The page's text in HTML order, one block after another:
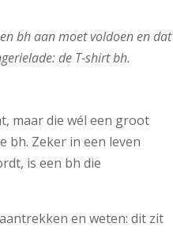
bh aan moet voldoen en dat
de T-shirt bh.
maar die wél een groot
bh. Zeker in een leven
is een bh die
en weten: dit zit